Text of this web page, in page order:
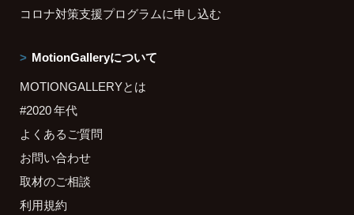
コロナ対策支援プログラムに申し込む
MotionGalleryについて
MOTIONGALLERYとは
#2020 年代
よくあるご質問
お問い合わせ
取材のご相談
利用規約